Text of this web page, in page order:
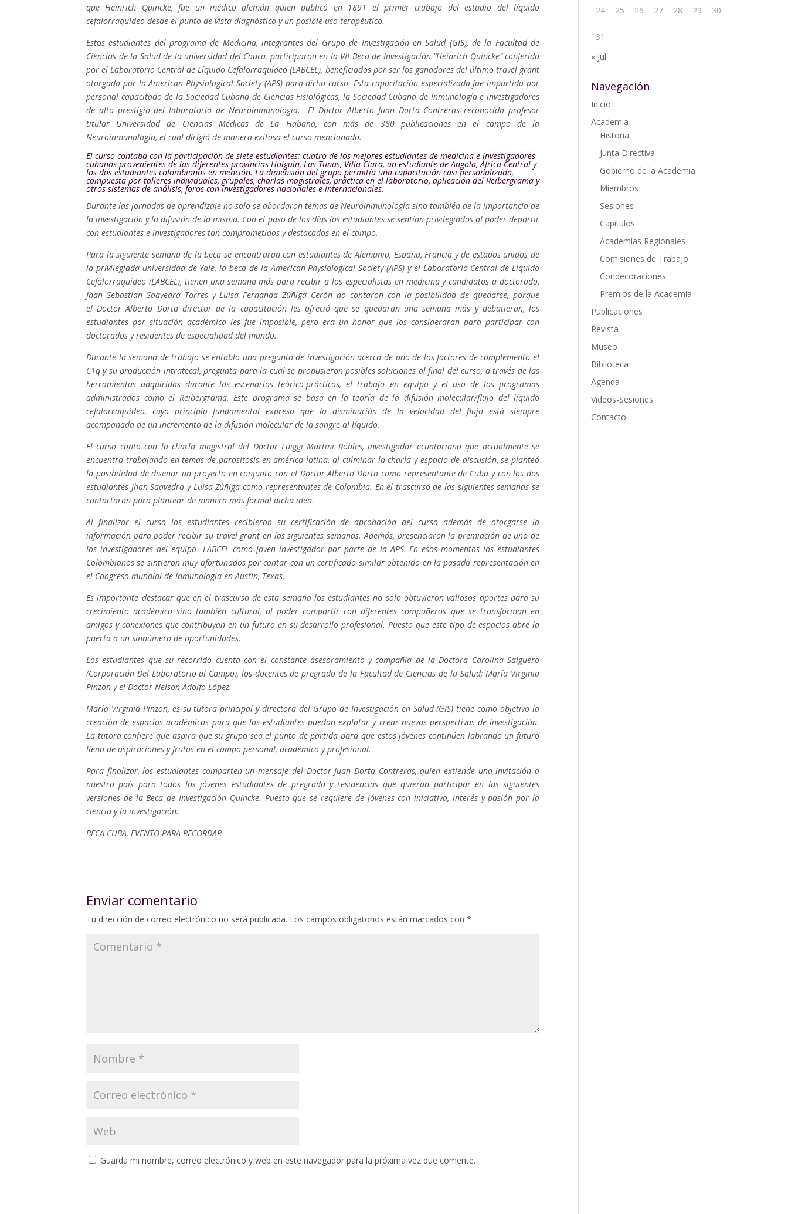
que Heinrich Quincke, fue un médico alemán quien publicó en 1891 el primer trabajo del estudio del líquido
cefalorraquídeo desde el punto de vista diagnóstico y un posible uso terapéutico.
Estos estudiantes del programa de Medicina, integrantes del Grupo de Investigación en Salud (GIS), de la Facultad de
Ciencias de la Salud de la universidad del Cauca, participaron en la VII Beca de Investigación “Heinrich Quincke” conferida
por el Laboratorio Central de Líquido Cefalorraquídeo (LABCEL), beneficiados por ser los ganadores del último travel grant
otorgado por la American Physiological Society (APS) para dicho curso. Esta capacitación especializada fue impartida por
personal capacitado de la Sociedad Cubana de Ciencias Fisiológicas, la Sociedad Cubana de Inmunología e investigadores
de alto prestigio del laboratorio de Neuroinmunología. El Doctor Alberto Juan Dorta Contreras reconocido profesor
titular Universidad de Ciencias Médicas de La Habana, con más de 380 publicaciones en el campo de la
Neuroinmunología, el cual dirigió de manera exitosa el curso mencionado.
El curso contaba con la participación de siete estudiantes; cuatro de los mejores estudiantes de medicina e investigadores
cubanos provenientes de las diferentes provincias Holguín, Las Tunas, Villa Clara, un estudiante de Angola, África Central y
los dos estudiantes colombianos en mención. La dimensión del grupo permitía una capacitación casi personalizada,
compuesta por talleres individuales, grupales, charlas magistrales, práctica en el laboratorio, aplicación del Reibergrama y
otros sistemas de análisis, foros con investigadores nacionales e internacionales.
Durante las jornadas de aprendizaje no solo se abordaron temas de Neuroinmunología sino también de la importancia de
la investigación y la difusión de la misma. Con el paso de los días los estudiantes se sentían privilegiados al poder departir
con estudiantes e investigadores tan comprometidos y destacados en el campo.
Para la siguiente semana de la beca se encontraran con estudiantes de Alemania, España, Francia y de estados unidos de
la privilegiada universidad de Yale, la beca de laAmerican Physiological Society (APS) y el Laboratorio Central de Líquido
Cefalorraquídeo (LABCEL), tienen una semana más para recibir a los especialistas en medicina y candidatos a doctorado,
Jhan Sebastian Saavedra Torres y Luisa Fernanda Zúñiga Cerón no contaron con la posibilidad de quedarse, porque
elDoctor Alberto Dorta director de la capacitación les ofreció que se quedaran una semana más y debatieran, los
estudiantes por situación académica les fue imposible, pero era un honor que los consideraran para participar con
doctorados y residentes de especialidad del mundo.
Durante la semana de trabajo se entablo una pregunta de investigación acerca de uno de los factores de complemento el
C1q y su producción intratecal, pregunta para la cual se propusieron posibles soluciones al final del curso, a través de las
herramientas adquiridas durante los escenarios teórico-prácticos, el trabajo en equipo y el uso de los programas
administrados como el Reibergrama. Este programa se basa en la teoría de la difusión molecular/flujo del líquido
cefalorraquídeo, cuyo principio fundamental expresa que la disminución de la velocidad del flujo está siempre
acompañada de un incremento de la difusión molecular de la sangre al líquido.
El curso conto con la charla magistral del Doctor Luiggi Martini Robles, investigador ecuatoriano que actualmente se
encuentra trabajando en temas de parasitosis en américa latina, al culminar la charla y espacio de discusión, se planteó
la posibilidad de diseñar un proyecto en conjunto con el Doctor Alberto Dorta como representante de Cuba y con los dos
estudiantes Jhan Saavedra y Luisa Zúñiga como representantes de Colombia. En el trascurso de las siguientes semanas se
contactaran para plantear de manera más formal dicha idea.
Al finalizar el curso los estudiantes recibieron su certificación de aprobación del curso además de otorgarse la
información para poder recibir su travel grant en las siguientes semanas. Además, presenciaron la premiación de uno de
los investigadores del equipo LABCEL como joven investigador por parte de la APS. En esos momentos los estudiantes
Colombianos se sintieron muy afortunados por contar con un certificado similar obtenido en la pasada representación en
el Congreso mundial de Inmunología en Austin, Texas.
Es importante destacar que en el trascurso de esta semana los estudiantes no solo obtuvieron valiosos aportes para su
crecimiento académico sino también cultural, al poder compartir con diferentes compañeros que se transforman en
amigos y conexiones que contribuyan en un futuro en su desarrollo profesional. Puesto que este tipo de espacios abre la
puerta a un sinnúmero de oportunidades.
Los estudiantes que su recorrido cuenta con el constante asesoramiento y compañía de la Doctora Carolina Salguero
(Corporación Del Laboratorio al Campo), los docentes de pregrado de la Facultad de Ciencias de la Salud; María Virginia
Pinzon y el Doctor Nelson Adolfo López.
María Virginia Pinzon, es su tutora principal y directora del Grupo de Investigación en Salud (GIS) tiene como objetivo la
creación de espacios académicos para que los estudiantes puedan explotar y crear nuevas perspectivas de investigación.
La tutora confiere que aspira que su grupo sea el punto de partida para que estos jóvenes continúen labrando un futuro
lleno de aspiraciones y frutos en el campo personal, académico y profesional.
Para finalizar, los estudiantes comparten un mensaje del Doctor Juan Dorta Contreras, quien extiende una invitación a
nuestro país para todos los jóvenes estudiantes de pregrado y residencias que quieran participar en las siguientes
versiones de la Beca de Investigación Quincke. Puesto que se requiere de jóvenes con iniciativa, interés y pasión por la
ciencia y la investigación.
BECA CUBA, EVENTO PARA RECORDAR
Enviar comentario
Tu dirección de correo electrónico no será publicada. Los campos obligatorios están marcados con *
Guarda mi nombre, correo electrónico y web en este navegador para la próxima vez que comente.
24 25 26 27 28 29 30
31
« Jul
Navegación
Inicio
Academia
Historia
Junta Directiva
Gobierno de la Academia
Miembros
Sesiones
Capítulos
Academias Regionales
Comisiones de Trabajo
Condecoraciones
Premios de la Academia
Publicaciones
Revista
Museo
Biblioteca
Agenda
Videos-Sesiones
Contacto